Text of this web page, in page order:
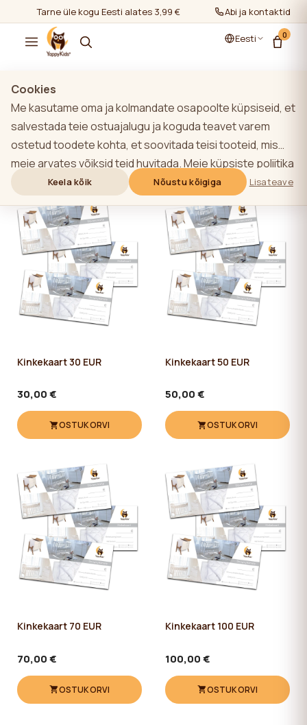
Tarne üle kogu Eesti alates 3,99 € Abi ja kontaktid
Eesti 0
Kinkekaardid
Filtrid Kõige populaarsem
Näita kõiki/ Kinkekaardid
Kinkekaart 30 EUR
30,00 €
OSTUKORVI
Kinkekaart 50 EUR
50,00 €
OSTUKORVI
Kinkekaart 70 EUR
70,00 €
OSTUKORVI
Kinkekaart 100 EUR
100,00 €
OSTUKORVI
Cookies
Me kasutame oma ja kolmandate osapoolte küpsiseid, et
salvestada teie ostuajalugu ja koguda teavet varem
ostetud toodete kohta, et soovitada teisi tooteid, mis
meie arvates võiksid teid huvitada. Meie küpsiste poliitika
kohta lisateabe saamiseks klõpsake nupule "Lisateave".
Võite nõustuda kõigi küpsiste kasutamisega, klõpsates
nupule "Nõustu kõigiga" või lükata need tagasi,
klõpsates nupule "Keela kõik". Kui veebisaidi kasutaja
klõpsab nupule "Keela kõik", salvestatakse veebisaidil
veebisaidi toimimiseks vajalikud tehnilised küpsised, mille
kasutamiseks ei ole vaja kasutaja nõusolekut.
Keela kõik Nõustu kõigiga Lisateave